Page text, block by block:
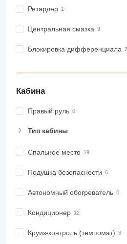
Ретардер
Центральная смазка
Блокировка дифференциала
Кабина
Правый руль
Тип кабины
Спальное место
Подушка безопасности
Автономный обогреватель
Кондиционер
Круиз-контроль (темпомат)